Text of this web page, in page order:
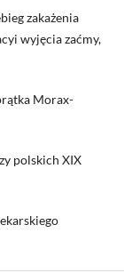
zakażenia
wyjęcia zaćmy,
Morax-
polskich XIX